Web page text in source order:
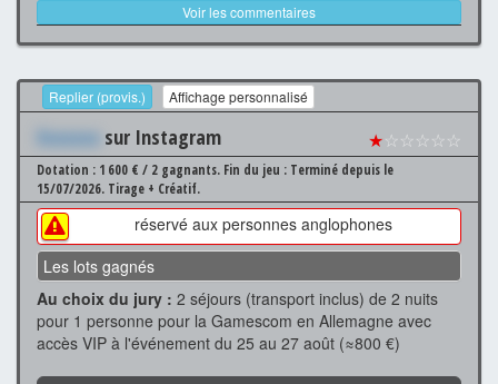
Voir les commentaires
Replier (provis.) Affichage personnalisé
Xxxxxxx sur Instagram ★☆☆☆☆☆
Dotation : 1 600 € / 2 gagnants. Fin du jeu : Terminé depuis le
15/07/2026. Tirage + Créatif.
réservé aux personnes anglophones
Les lots gagnés
Au choix du jury : 2 séjours (transport inclus) de 2 nuits
pour 1 personne pour la Gamescom en Allemagne avec
accès VIP à l'événement du 25 au 27 août (≈800 €)